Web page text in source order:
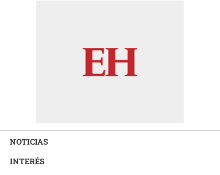
NOTICIAS
INTERÉS